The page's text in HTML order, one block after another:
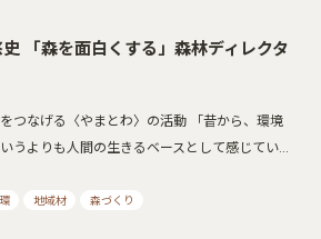
史 「森を面白くする」森林ディレクタ
つなげる〈やまとわ〉の活動 「昔から、環境
うよりも人間の生きるベースとして感じてい…
地域材 森づくり